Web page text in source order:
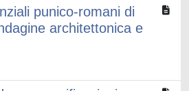
punico-romani di
architettonica e